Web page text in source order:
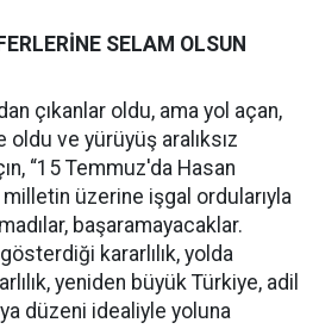
SELAM OLSUN
çıkanlar oldu, ama yol açan,
ve yürüyüş aralıksız
“15 Temmuz'da Hasan
milletin üzerine işgal ordularıyla
başaramayacaklar.
kararlılık, yolda
yeniden büyük Türkiye, adil
düzeni idealiyle yoluna